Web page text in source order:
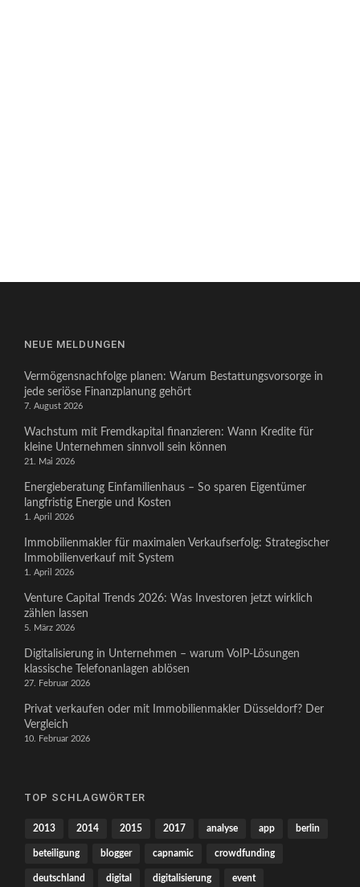
NEUE MELDUNGEN
Vermögensnachfolge planen: Warum Bestattungsvorsorge in
jede seriöse Finanzplanung gehört
7. August 2026
Wachstum mit Fremdkapital finanzieren: Wann Kredite für
kleine Unternehmen sinnvoll sein können
21. Mai 2026
Energieberatung Einfamilienhaus – So sparen Eigentümer
langfristig Energie und Kosten
1. April 2026
Immobilienmakler für maximalen Verkaufserfolg: Strategischer
Immobilienverkauf mit System
1. April 2026
Venture Capital Trends 2026: Was Investoren jetzt wirklich
zählen lassen
5. März 2026
Digitalisierung in Unternehmen – warum VoIP-Lösungen
klassische Telefonanlagen ablösen
27. Februar 2026
Privat verkaufen oder mit Immobilienmakler Düsseldorf? Der
Vergleich
10. Februar 2026
TOP SCHLAGWÖRTER
2013 2014 2015 2017 analyse app berlin
beteiligung blogger capnamic crowdfunding
deutschland digital digitalisierung event